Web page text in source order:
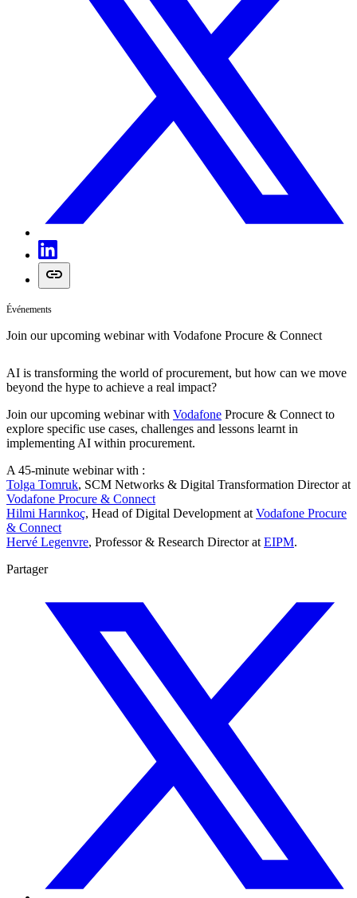
Événements
Join our upcoming webinar with Vodafone Procure & Connect
AI is transforming the world of procurement, but how can we move
beyond the hype to achieve a real impact?
Join our upcoming webinar with Vodafone Procure & Connect to
explore specific use cases, challenges and lessons learnt in
implementing AI within procurement.
A 45-minute webinar with :
Tolga Tomruk, SCM Networks & Digital Transformation Director at
Vodafone Procure & Connect
Hilmi Harınkoç, Head of Digital Development at Vodafone Procure
& Connect
Hervé Legenvre, Professor & Research Director at EIPM.
Partager